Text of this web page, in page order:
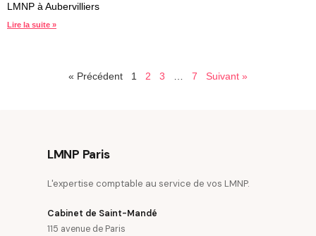
LMNP à Aubervilliers
Lire la suite »
« Précédent 1 2 3 … 7 Suivant »
LMNP Paris
L'expertise comptable au service de vos LMNP.
Cabinet de Saint-Mandé
115 avenue de Paris